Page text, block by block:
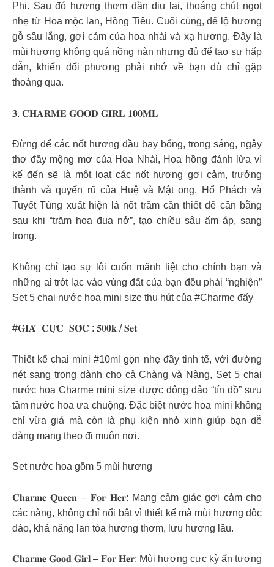
Phi. Sau đó hương thơm dần dịu lại, thoáng chút ngọt
nhẹ từ Hoa mộc lan, Hồng Tiêu. Cuối cùng, để lộ hương
gỗ sâu lắng, gợi cảm của hoa nhài và xạ hương. Đây là
mùi hương không quá nồng nàn nhưng đủ để tạo sự hấp
dẫn, khiến đối phương phải nhớ về bạn dù chỉ gặp
thoáng qua.
𝟑. 𝐂𝐇𝐀𝐑𝐌𝐄 𝐆𝐎𝐎𝐃 𝐆𝐈𝐑𝐋 𝟏𝟎𝟎𝐌𝐋
Đừng để các nốt hương đầu bay bổng, trong sáng, ngây
thơ đầy mộng mơ của Hoa Nhài, Hoa hồng đánh lừa vì
kế đến sẽ là một loạt các nốt hương gợi cảm, trưởng
thành và quyến rũ của Huệ và Mật ong. Hổ Phách và
Tuyết Tùng xuất hiện là nốt trầm cần thiết để cân bằng
sau khi “trăm hoa đua nở”, tạo chiều sâu ấm áp, sang
trọng.
Không chỉ tạo sự lôi cuốn mãnh liệt cho chính bạn và
những ai trót lạc vào vùng đất của bạn đều phải “nghiện”
Set 5 chai nước hoa mini size thu hút của #Charme đấy
#𝐆𝐈𝐀́_𝐂𝐔̛̣𝐂_𝐒𝐎̂́𝐂 : 𝟓𝟎𝟎𝐤 / 𝐒𝐞𝐭
Thiết kế chai mini #10ml gọn nhẹ đầy tinh tế, với đường
nét sang trọng dành cho cả Chàng và Nàng, Set 5 chai
nước hoa Charme mini size được đông đảo “tín đồ” sưu
tầm nước hoa ưa chuộng. Đặc biệt nước hoa mini không
chỉ vừa giá mà còn là phụ kiện nhỏ xinh giúp bạn dễ
dàng mang theo đi muôn nơi.
Set nước hoa gồm 5 mùi hương
𝐂𝐡𝐚𝐫𝐦𝐞 𝐐𝐮𝐞𝐞𝐧 – 𝐅𝐨𝐫 𝐇𝐞𝐫: Mang cảm giác gợi cảm cho
các nàng, không chỉ nổi bật vì thiết kế mà mùi hương độc
đáo, khả năng lan tỏa hương thơm, lưu hương lâu.
𝐂𝐡𝐚𝐫𝐦𝐞 𝐆𝐨𝐨𝐝 𝐆𝐢𝐫𝐥 – 𝐅𝐨𝐫 𝐇𝐞𝐫: Mùi hương cực kỳ ấn tượng